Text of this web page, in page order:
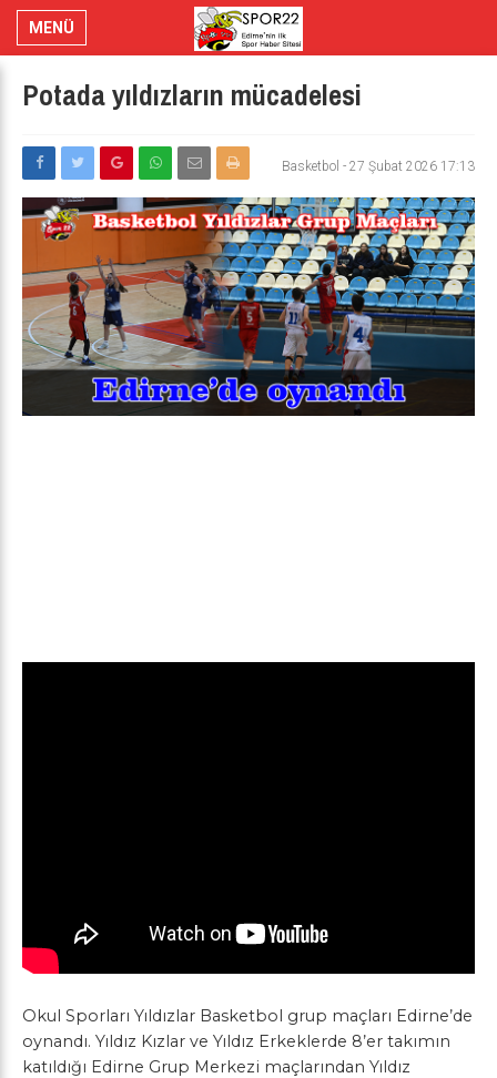
MENÜ
Potada yıldızların mücadelesi
Basketbol - 27 Şubat 2026 17:13
Okul Sporları Yıldızlar Basketbol grup maçları Edirne’de
oynandı. Yıldız Kızlar ve Yıldız Erkeklerde 8’er takımın
katıldığı Edirne Grup Merkezi maçlarından Yıldız